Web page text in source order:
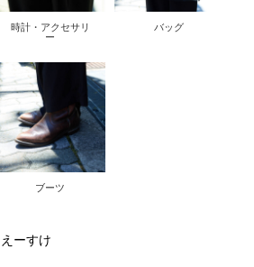
時計・アクセサリ
ー
バッグ
ブーツ
えーすけ